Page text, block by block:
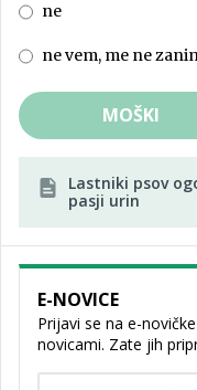
ne
ne vem, me ne
MOŠKI
Lastniki psov
pasji urin
E-NOVICE
Prijavi se na e-
novicami. Zate jih